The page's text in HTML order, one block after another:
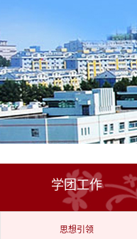
学团工作
思想引领